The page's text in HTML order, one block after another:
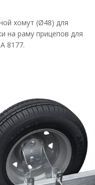
хомут (Ø48) для
на раму прицепов для
8177.